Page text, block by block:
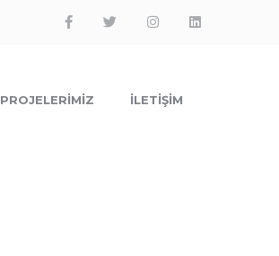
FacebookTwitterInstagramLinkedIn
PROJELERIMIZ İLETIŞIM